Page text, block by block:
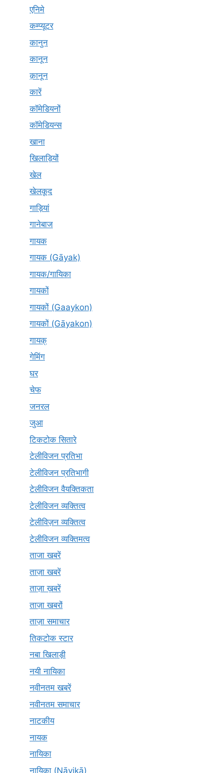
एनिमे
कम्प्यूटर
कानुन
कानून
क़ानून
कारें
कॉमेडियनों
कॉमेडियन्स
खाना
खिलाड़ियों
खेल
खेलकूद
गाड़ियां
गानेबाज
गायक
गायक (Gāyak)
गायक/गायिका
गायकों
गायकों (Gaaykon)
गायकों (Gāyakon)
गायक्
गेमिंग
घर
चेफ
जनरल
जुआ
टिकटोक सितारे
टेलीविजन प्रतिभा
टेलीविजन प्रतिभागी
टेलीविजन वैयक्तिकता
टेलीविजन व्यक्तित्व
टेलीविज़न व्यक्तित्व
टेलीविजन व्यक्तिमत्व
ताजा खबरें
ताज़ा खबरें
ताज़ा ख़बरें
ताज़ा खबरों
ताज़ा समाचार
तिकटोक स्टार
नबा खिलाड़ी
नयी नायिका
नवीनतम खबरें
नवीनतम समाचार
नाटकीय
नायक
नायिका
नायिका (Nāyikā)